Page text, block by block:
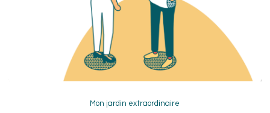
jardin
Mon jardin extraordinaire